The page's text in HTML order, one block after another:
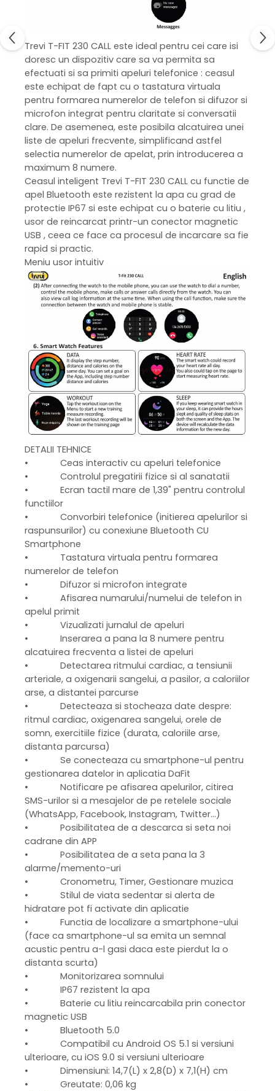
Trevi T-FIT 230 CALL este ideal pentru cei care isi
doresc un dispozitiv care sa va permita sa
efectuati si sa primiti apeluri telefonice : ceasul
este echipat de fapt cu o tastatura virtuala
pentru formarea numerelor de telefon si difuzor si
microfon integrat pentru claritate si conversatii
clare. De asemenea, este posibila alcatuirea unei
liste de apeluri frecvente, simplificand astfel
selectia numerelor de apelat, prin introducerea a
maximum 8 numere.
Ceasul inteligent Trevi T-FIT 230 CALL cu functie de
apel Bluetooth este rezistent la apa cu grad de
protectie IP67 si este echipat cu o baterie cu litiu ,
usor de reincarcat printr-un conector magnetic
USB , ceea ce face ca procesul de incarcare sa fie
rapid si practic.
Meniu usor intuitiv
DETALII TEHNICE
• Ceas interactiv cu apeluri telefonice
• Controlul pregatirii fizice si al sanatatii
• Ecran tactil mare de 1,39" pentru controlul
functiilor
• Convorbiri telefonice (initierea apelurilor si
raspunsurilor) cu conexiune Bluetooth CU
Smartphone
• Tastatura virtuala pentru formarea
numerelor de telefon
• Difuzor si microfon integrate
• Afisarea numarului/numelui de telefon in
apelul primit
• Vizualizati jurnalul de apeluri
• Inserarea a pana la 8 numere pentru
alcatuirea frecventa a listei de apeluri
• Detectarea ritmului cardiac, a tensiunii
arteriale, a oxigenarii sangelui, a pasilor, a caloriilor
arse, a distantei parcurse
• Detecteaza si stocheaza date despre:
ritmul cardiac, oxigenarea sangelui, orele de
somn, exercitiile fizice (durata, caloriile arse,
distanta parcursa)
• Se conecteaza cu smartphone-ul pentru
gestionarea datelor in aplicatia DaFit
• Notificare pe afisarea apelurilor, citirea
SMS-urilor si a mesajelor de pe retelele sociale
(WhatsApp, Facebook, Instagram, Twitter...)
• Posibilitatea de a descarca si seta noi
cadrane din APP
• Posibilitatea de a seta pana la 3
alarme/memento-uri
• Cronometru, Timer, Gestionare muzica
• Stilul de viata sedentar si alerta de
hidratare pot fi activate din aplicatie
• Functia de localizare a smartphone-ului
(face ca smartphone-ul sa emita un semnal
acustic pentru a-l gasi daca este pierdut la o
distanta scurta)
• Monitorizarea somnului
• IP67 rezistent la apa
• Baterie cu litiu reincarcabila prin conector
magnetic USB
• Bluetooth 5.0
• Compatibil cu Android OS 5.1 si versiuni
ulterioare, cu iOS 9.0 si versiuni ulterioare
• Dimensiuni: 14,7(L) x 2,8(D) x 7,1(H) cm
• Greutate: 0,06 kg